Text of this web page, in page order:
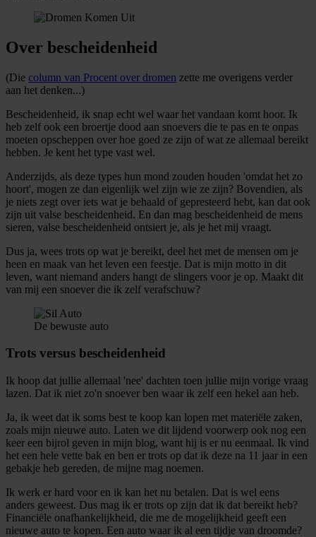
Over bescheidenheid
(Die column van Procent over dromen zette me overigens verder
aan het denken...)
Bescheidenheid, ik snap echt wel waar het vandaan komt hoor. Ik
heb zelf ook een broertje dood aan snoevers die te pas en te onpas
moeten opscheppen over hoe goed ze zijn of wat ze allemaal bereikt
hebben. Je kent het type vast wel.
Anderzijds, als deze types hun mond zouden houden 'omdat het zo
hoort', mogen ze dan eigenlijk wel zijn wie ze zijn? Bovendien, als
je niets zegt over iets wat je behaald of gepresteerd hebt, kan dat ook
zijn uit valse bescheidenheid. En dan mag bescheidenheid de mens
sieren, valse bescheidenheid ontsiert je, als je het mij vraagt.
Dus ja, wees trots op wat je bereikt, deel het met de mensen om je
heen en maak van het leven een feestje. Dat is mijn motto in dit
leven, want niemand anders hangt de slingers voor je op. Maakt dit
van mij een snoever die ik zelf verafschuw?
De bewuste auto
Trots versus bescheidenheid
Ik hoop dat jullie allemaal 'nee' dachten toen jullie mijn vorige vraag
lazen. Dat ik niet zo'n snoever ben waar ik zelf een hekel aan heb.
Ja, ik weet dat ik soms best te koop kan lopen met materiële zaken,
zoals mijn nieuwe auto. Laten we dit lijdend voorwerp ook nog een
keer een bijrol geven in mijn blog, want hij is er nu eenmaal. Ik vind
het een hele vette bak en ben er trots op dat ik deze na 11 jaar in een
gebakje heb gereden, de mijne mag noemen.
Ik werk er hard voor en ik kan het nu betalen. Dat is wel eens
anders geweest. Dus mag ik er trots op zijn dat ik dat bereikt heb?
Financiële onafhankelijkheid, die me de mogelijkheid geeft een
nieuwe auto te kopen. Een auto waar ik al een tijdje van droomde?